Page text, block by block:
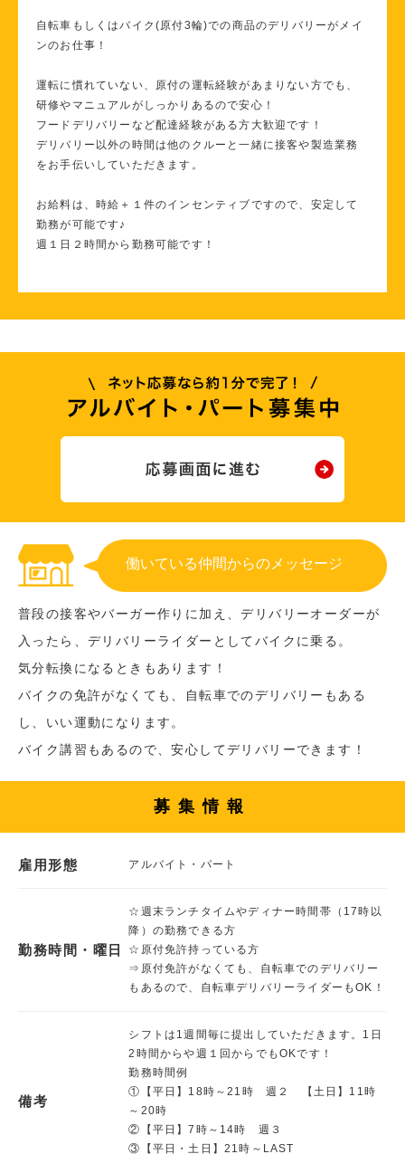
自転車もしくはバイク(原付3輪)での商品のデリバリーがメイ
ンのお仕事！
運転に慣れていない、原付の運転経験があまりない方でも、
研修やマニュアルがしっかりあるので安心！
フードデリバリーなど配達経験がある方大歓迎です！
デリバリー以外の時間は他のクルーと一緒に接客や製造業務
をお手伝いしていただきます。
お給料は、時給＋１件のインセンティブですので、安定して
勤務が可能です♪
週１日２時間から勤務可能です！
働いている仲間からのメッセージ
普段の接客やバーガー作りに加え、デリバリーオーダーが
入ったら、デリバリーライダーとしてバイクに乗る。
気分転換になるときもあります！
バイクの免許がなくても、自転車でのデリバリーもある
し、いい運動になります。
バイク講習もあるので、安心してデリバリーできます！
募集情報
雇用形態 アルバイト・パート
勤務時間・曜日
☆週末ランチタイムやディナー時間帯（17時以
降）の勤務できる方
☆原付免許持っている方
⇒原付免許がなくても、自転車でのデリバリー
もあるので、自転車デリバリーライダーもOK！
備考
シフトは1週間毎に提出していただきます。1日
2時間からや週１回からでもOKです！
勤務時間例
①【平日】18時～21時 週２ 【土日】11時
～20時
②【平日】7時～14時 週３
③【平日・土日】21時～LAST